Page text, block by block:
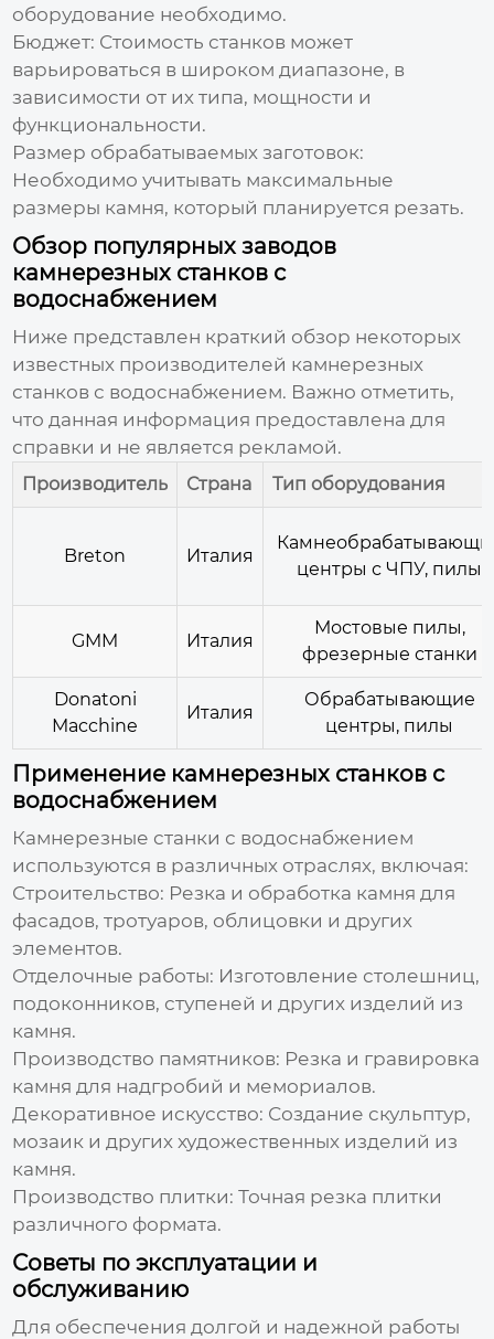
оборудование необходимо.
Бюджет: Стоимость станков может
варьироваться в широком диапазоне, в
зависимости от их типа, мощности и
функциональности.
Размер обрабатываемых заготовок:
Необходимо учитывать максимальные
размеры камня, который планируется резать.
Обзор популярных заводов
камнерезных станков с
водоснабжением
Ниже представлен краткий обзор некоторых
известных производителей камнерезных
станков с водоснабжением. Важно отметить,
что данная информация предоставлена для
справки и не является рекламой.
Производитель Страна Тип оборудования
Breton Италия
центры с ЧПУ, пилы
GMM Италия
Мостовые пилы,
фрезерные станки
Donatoni
Macchine
Италия
Обрабатывающие
центры, пилы
Применение камнерезных станков с
водоснабжением
Камнерезные станки с водоснабжением
используются в различных отраслях, включая:
Строительство: Резка и обработка камня для
фасадов, тротуаров, облицовки и других
элементов.
Отделочные работы: Изготовление столешниц,
подоконников, ступеней и других изделий из
камня.
Производство памятников: Резка и гравировка
камня для надгробий и мемориалов.
Декоративное искусство: Создание скульптур,
мозаик и других художественных изделий из
камня.
Производство плитки: Точная резка плитки
различного формата.
Советы по эксплуатации и
обслуживанию
Для обеспечения долгой и надежной работы